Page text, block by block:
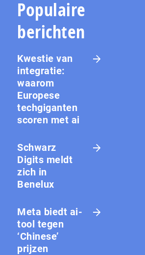
Populaire
berichten
Kwestie van
integratie:
waarom
Europese
techgiganten
scoren met ai
Schwarz
Digits meldt
zich in
Benelux
Meta biedt ai-
tool tegen
‘Chinese’
prijzen